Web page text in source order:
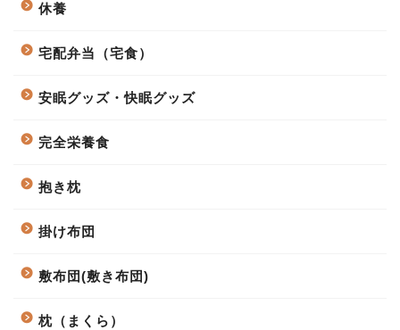
休養
宅配弁当（宅食）
安眠グッズ・快眠グッズ
完全栄養食
抱き枕
掛け布団
敷布団(敷き布団)
枕（まくら）